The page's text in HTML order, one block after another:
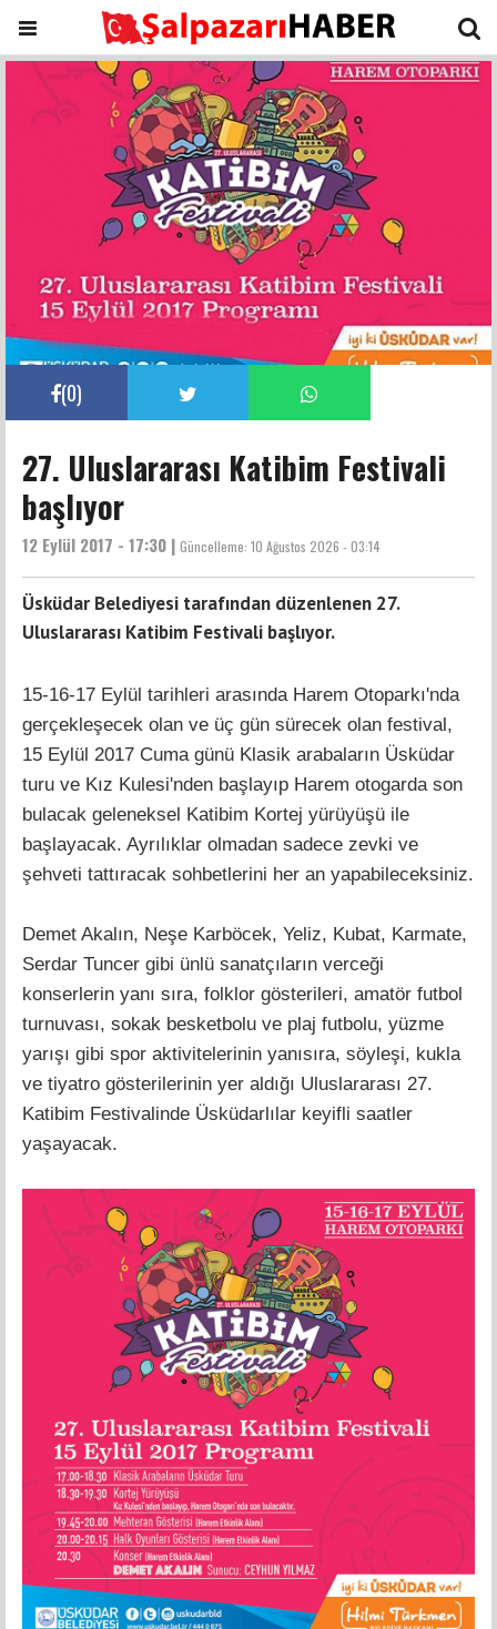
(0)
27. Uluslararası Katibim Festivali
başlıyor
12 Eylül 2017 - 17:30 | Güncelleme: 10 Ağustos 2026 - 03:14
Üsküdar Belediyesi tarafından düzenlenen 27.
Uluslararası Katibim Festivali başlıyor.
15-16-17 Eylül tarihleri arasında Harem Otoparkı'nda
gerçekleşecek olan ve üç gün sürecek olan festival,
15 Eylül 2017 Cuma günü Klasik arabaların Üsküdar
turu ve Kız Kulesi'nden başlayıp Harem otogarda son
bulacak geleneksel Katibim Kortej yürüyüşü ile
başlayacak. Ayrılıklar olmadan sadece zevki ve
şehveti tattıracak sohbetlerini her an yapabileceksiniz.
Demet Akalın, Neşe Karböcek, Yeliz, Kubat, Karmate,
Serdar Tuncer gibi ünlü sanatçıların verceği
konserlerin yanı sıra, folklor gösterileri, amatör futbol
turnuvası, sokak besketbolu ve plaj futbolu, yüzme
yarışı gibi spor aktivitelerinin yanısıra, söyleşi, kukla
ve tiyatro gösterilerinin yer aldığı Uluslararası 27.
Katibim Festivalinde Üsküdarlılar keyifli saatler
yaşayacak.